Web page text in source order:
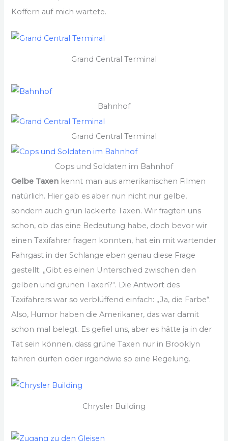
Koffern auf mich wartete.
Grand Central Terminal
Bahnhof
Grand Central Terminal
Cops und Soldaten im Bahnhof
Gelbe Taxen kennt man aus amerikanischen Filmen
natürlich. Hier gab es aber nun nicht nur gelbe,
sondern auch grün lackierte Taxen. Wir fragten uns
schon, ob das eine Bedeutung habe, doch bevor wir
einen Taxifahrer fragen konnten, hat ein mit wartender
Fahrgast in der Schlange eben genau diese Frage
gestellt: „Gibt es einen Unterschied zwischen den
gelben und grünen Taxen?“. Die Antwort des
Taxifahrers war so verblüffend einfach: „Ja, die Farbe“.
Also, Humor haben die Amerikaner, das war damit
schon mal belegt. Es gefiel uns, aber es hätte ja in der
Tat sein können, dass grüne Taxen nur in Brooklyn
fahren dürfen oder irgendwie so eine Regelung.
Chrysler Building